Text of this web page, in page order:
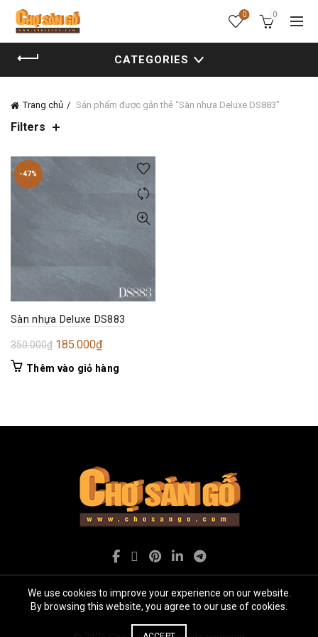
0 0
CATEGORIES
Trang chủ Sản phẩm được gắn thẻ “Sàn nhựa Deluxe DS883”
Filters
-47%
Sàn nhựa Deluxe DS883
350.000₫ Giá
gốc
185.000₫Giá
hiện
Thêm vào giỏ hàng
We use cookies to improve your experience on our website.
By browsing this website, you agree to our use of cookies.